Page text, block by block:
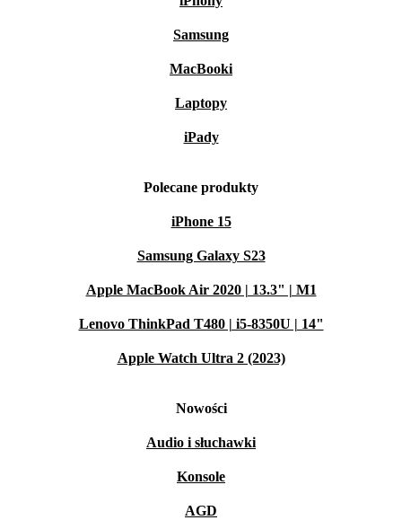
Samsung
MacBooki
Laptopy
iPady
Polecane produkty
iPhone 15
Samsung Galaxy S23
Apple MacBook Air 2020 | 13.3" | M1
Lenovo ThinkPad T480 | i5-8350U | 14"
Apple Watch Ultra 2 (2023)
Nowości
Audio i słuchawki
Konsole
AGD